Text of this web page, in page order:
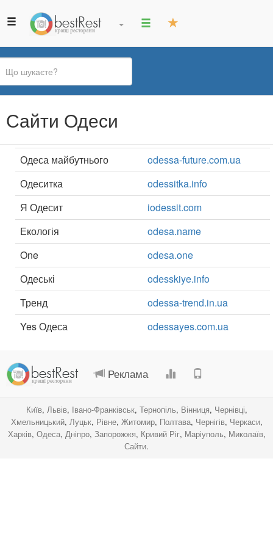
Ви
єСайти Одеси
Одеса майбутнього
odessa-future.com.ua
Одеситка
odessitka.info
Я Одесит
iodessit.com
Екологія
odesa.name
One
odesa.one
Одеські
odesskiye.info
Тренд
odessa-trend.in.ua
Yes Одеса
odessayes.com.ua
Реклама
Київ, Львів, Івано-Франківськ, Тернопіль, Вінниця, Чернівці,
Хмельницький, Луцьк, Рівне, Житомир, Полтава, Чернігів, Черкаси,
Харків, Одеса, Дніпро, Запорожжя, Кривий Ріг, Маріуполь, Миколаїв,
Сайти.